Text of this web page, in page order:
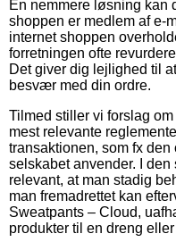
En nemmere løsning kan
shoppen er medlem af e-
internet shoppen
forretningen ofte
Det giver dig lejlighed til
besvær med din ordre.
Tilmed stiller vi forslag
mest relevante
transaktionen, som fx
selskabet anvender. I
relevant, at man stadig
man fremadrettet kan
Sweatpants – Cloud,
produkter til en dreng